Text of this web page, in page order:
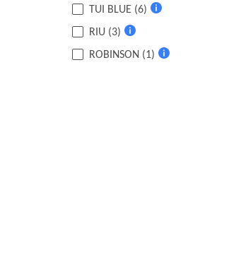
TUI BLUE (6)
RIU (3)
informatie
ROBINSON (1)